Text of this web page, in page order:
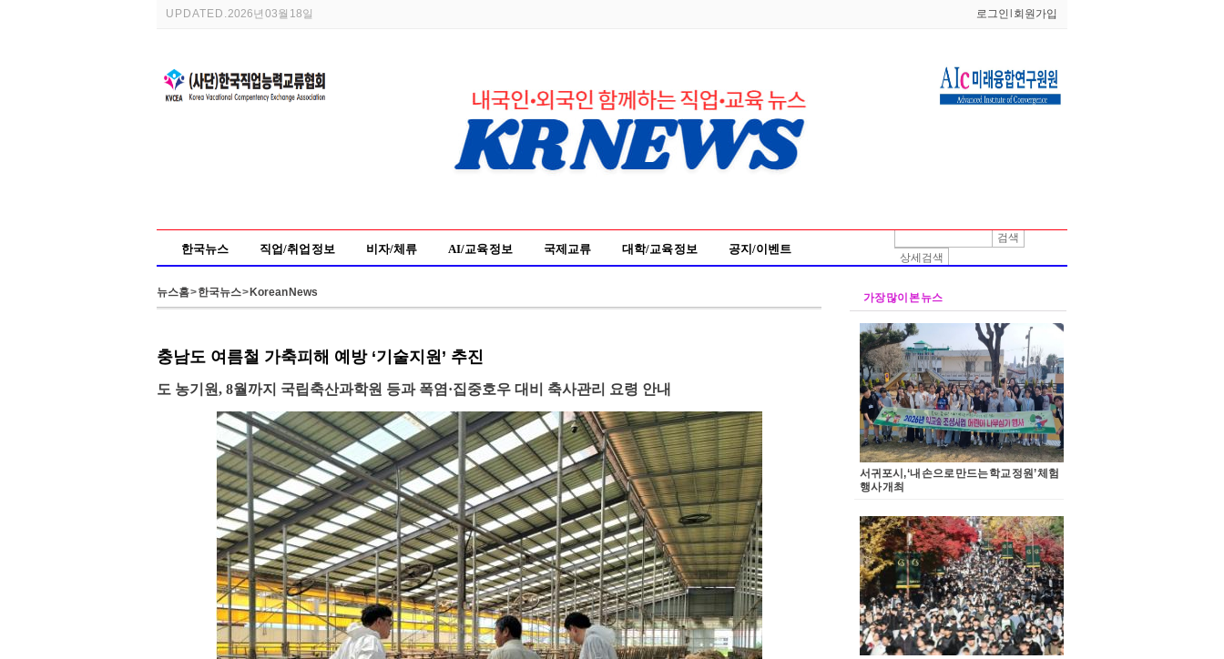
UPDATED.2026년 03월 18일 로그인 회원가입
검색
상세검색
한국뉴스 직업/취업 정보 비자/체류 AI/교육 정보 국제교류 대학/교육 정보 공지/이벤트
뉴스홈>한국뉴스> Korean News 가장 많이 본 뉴스
서귀포시, ‘내 손으로 만드는 학교 정원’ 체험
행사 개최